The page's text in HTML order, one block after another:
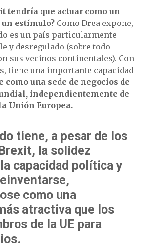
tendría que actuar como un
estímulo? Como Drea expone,
es un país particularmente
y desregulado (sobre todo
sus vecinos continentales). Con
tiene una importante capacidad
como una sede de negocios de
independientemente de
Unión Europea.
tiene, a pesar de los
la solidez
capacidad política y
,
como una
atractiva que los
de la UE para